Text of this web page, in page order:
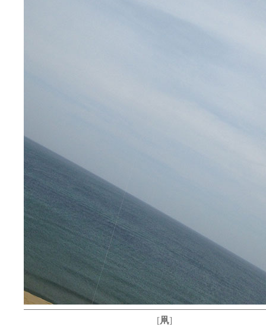
[凧]